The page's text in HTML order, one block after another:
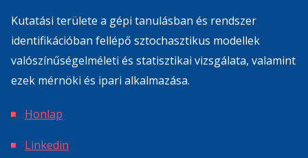
Kutatási területe a gépi tanulásban és rendszer
identifikációban fellépő sztochasztikus modellek
valószínűségelméleti és statisztikai vizsgálata, valamint
ezek mérnöki és ipari alkalmazása.
Honlap
Linkedin